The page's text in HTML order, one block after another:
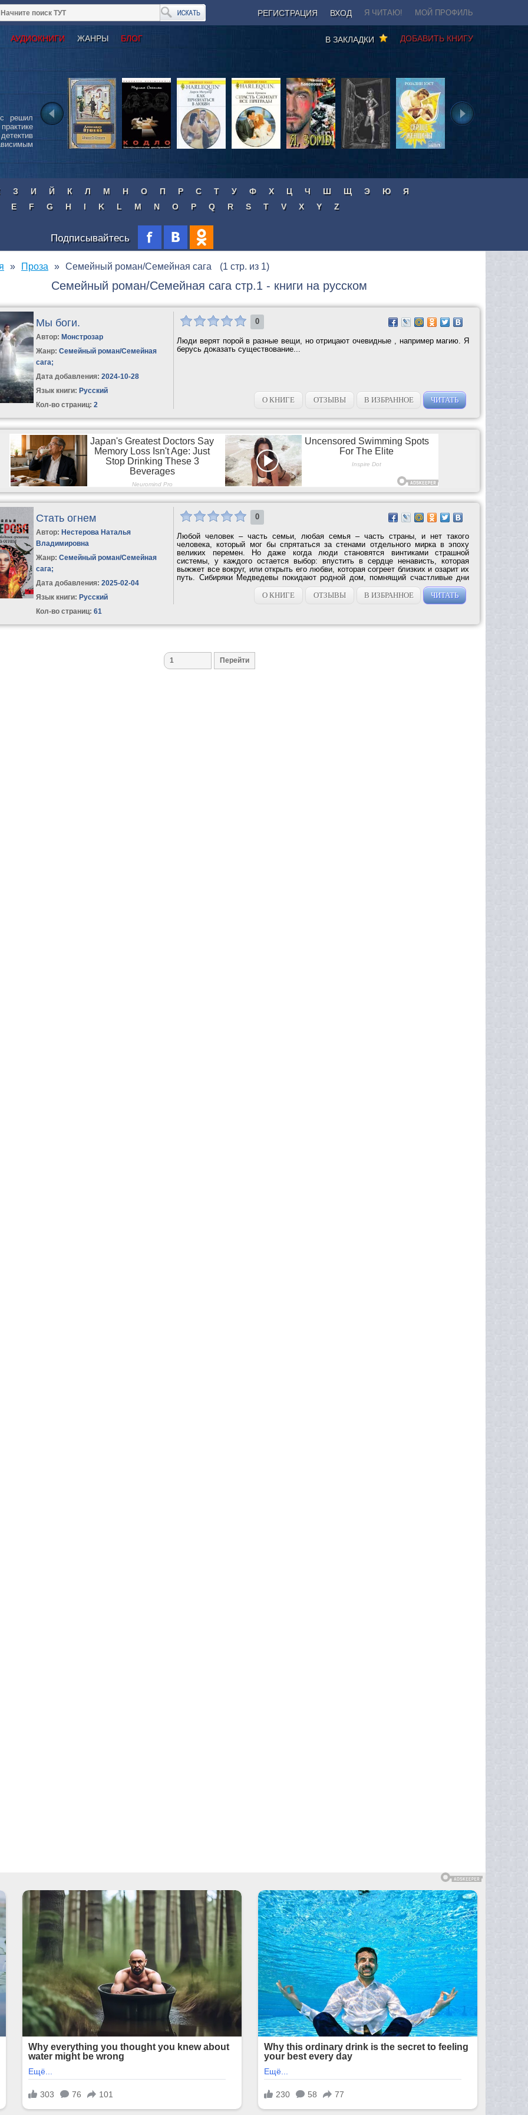
РЕГИСТРАЦИЯ ВХОД Я ЧИТАЮ! МОЙ ПРОФИЛЬ
АУДИОКНИГИ ЖАНРЫ БЛОГ ДОБАВИТЬ КНИГУ
В ЗАКЛАДКИ
решил
З И Й К Л М Н О П Р С Т У Ф Х Ц Ч Ш Щ Э Ю
Я
E
F G H I K L M N O P Q R S T V X Y Z
Подписывайтесь
Проза Семейный роман/Семейная сага (1 стр. из 1)
Семейный роман/Семейная сага стр.1 - книги на русском
Мы боги.
Автор: Монстрозар
Жанр: Семейный роман/Семейная
сага;
Дата добавления: 2024-10-28
Язык книги: Русский
Кол-во страниц: 2
0
Люди верят порой в разные вещи, но отрицают очевидные , например магию. Я
берусь доказать существование...
О КНИГЕ ОТЗЫВЫ В ИЗБРАННОЕ ЧИТАТЬ
Стать огнем
Автор: Нестерова Наталья
Владимировна
Жанр: Семейный роман/Семейная
сага;
Дата добавления: 2025-02-04
Язык книги: Русский
Кол-во страниц: 61
0
Любой человек – часть семьи, любая семья – часть страны, и нет такого
человека, который мог бы спрятаться за стенами отдельного мирка в эпоху
великих перемен. Но даже когда люди становятся винтиками страшной
системы, у каждого остается выбор: впустить в сердце ненависть, которая
выжжет все вокруг, или открыть его любви, которая согреет близких и озарит их
путь. Сибиряки Медведевы покидают родной дом, помнящий счастливые дни
О КНИГЕ
ОТЗЫВЫ В ИЗБРАННОЕ ЧИТАТЬ